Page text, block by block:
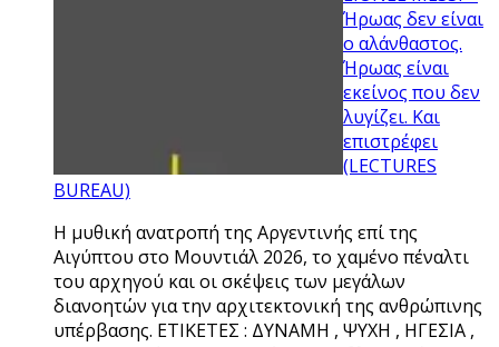
Ήρωας δεν είναι
ο αλάνθαστος.
Ήρωας είναι
εκείνος που δεν
λυγίζει. Και
επιστρέφει
(LECTURES
BUREAU)
Η μυθική ανατροπή της Αργεντινής επί της
Αιγύπτου στο Μουντιάλ 2026, το χαμένο πέναλτι
του αρχηγού και οι σκέψεις των μεγάλων
διανοητών για την αρχιτεκτονική της ανθρώπινης
υπέρβασης. ΕΤΙΚΕΤΕΣ : ΔΥΝΑΜΗ , ΨΥΧΗ , ΗΓΕΣΙΑ ,